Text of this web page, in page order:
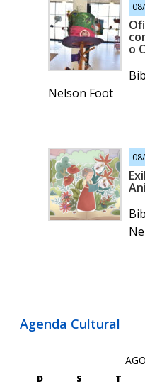
o
Nelson Foot
Agenda Cultural
D S T